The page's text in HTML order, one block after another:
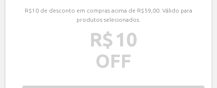
R$10 de desconto em compras acima de R$59,00. Válido para
produtos selecionados.
R$ 10
OFF